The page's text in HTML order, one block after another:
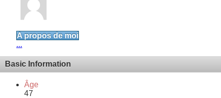
A propos de moi
...
Basic Information
Âge
47